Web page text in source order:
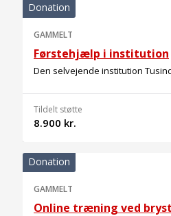
Donation
GAMMELT
Førstehjælp i institution
Den selvejende institution
Tildelt støtte
8.900 kr.
Donation
GAMMELT
Online træning ved